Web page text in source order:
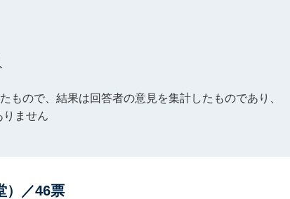
ので、結果は回答者の意見を集計したものであり、
りません
）／46票